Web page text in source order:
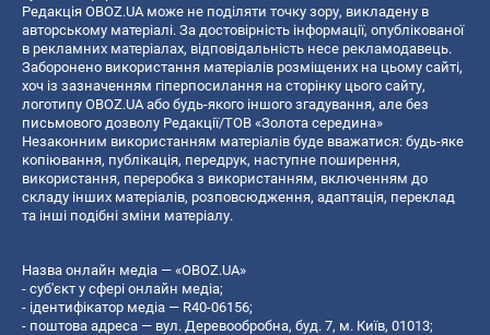
Редакція OBOZ.UA може не поділяти точку зору, викладену в
авторському матеріалі. За достовірність інформації, опублікованої
в рекламних матеріалах, відповідальність несе рекламодавець.
Заборонено використання матеріалів розміщених на цьому сайті,
хоч із зазначенням гіперпосилання на сторінку цього сайту,
логотипу OBOZ.UA або будь-якого іншого згадування, але без
письмового дозволу Редакції/ТОВ «Золота середина»
Незаконним використанням матеріалів буде вважатися: будь-яке
копiювання, публiкацiя, передрук, наступне поширення,
використання, переробка з використанням, включенням до
складу інших матеріалів, розповсюдження, адаптація, переклад
та інші подібні зміни матеріалу.
Назва онлайн медіа — «OBOZ.UA»
- суб'єкт у сфері онлайн медіа;
- ідентифікатор медіа — R40-06156;
- поштова адреса — вул. Деревообробна, буд. 7, м. Київ, 01013;